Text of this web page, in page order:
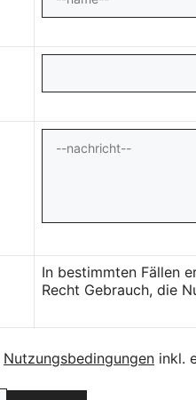
In bestimmten Fällen
Recht Gebrauch, die
Nutzungsbedingungen inkl.